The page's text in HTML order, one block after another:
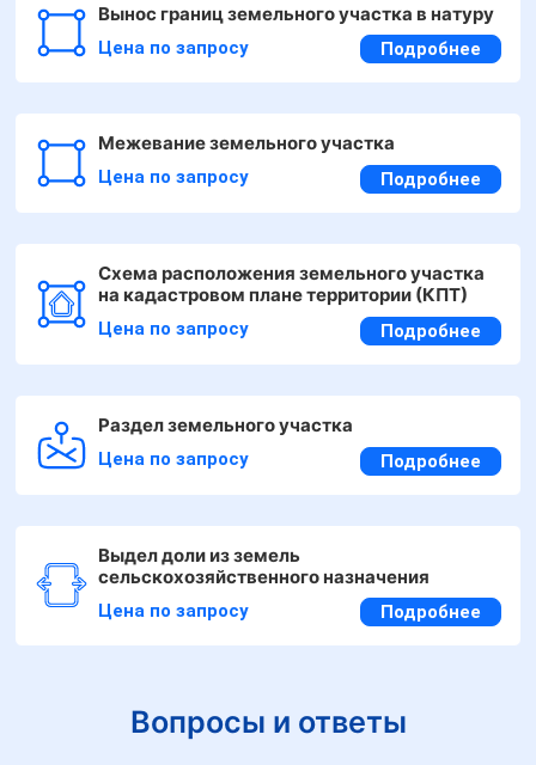
Вынос границ земельного участка в натуру
Цена по запросу Подробнее
Межевание земельного участка
Цена по запросу Подробнее
Схема расположения земельного участка
на кадастровом плане территории (КПТ)
Цена по запросу Подробнее
Раздел земельного участка
Цена по запросу Подробнее
Выдел доли из земель
сельскохозяйственного назначения
Цена по запросу Подробнее
Вопросы и ответы